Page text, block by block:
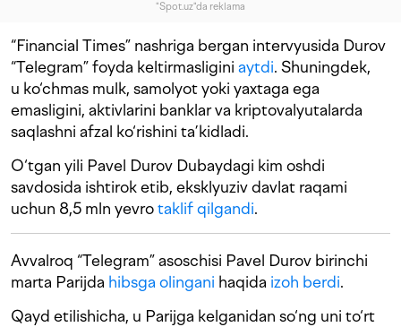
"Spot.uz"da reklama
“Financial Times” nashriga bergan intervyusida Durov
“Telegram” foyda keltirmasligini aytdi. Shuningdek,
u ko‘chmas mulk, samolyot yoki yaxtaga ega
emasligini, aktivlarini banklar va kriptovalyutalarda
saqlashni afzal ko‘rishini ta’kidladi.
O‘tgan yili Pavel Durov Dubaydagi kim oshdi
savdosida ishtirok etib, eksklyuziv davlat raqami
uchun 8,5 mln yevrotaklif qilgandi.
Avvalroq “Telegram” asoschisi Pavel Durov birinchi
marta Parijda hibsga olingani haqida izoh berdi.
Qayd etilishicha, u Parijga kelganidan so‘ng uni to‘rt